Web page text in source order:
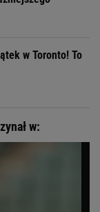
w Toronto! To
w: